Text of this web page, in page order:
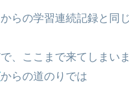
らの学習連続記録と同
、ここまで来てしまい
からの道のりでは